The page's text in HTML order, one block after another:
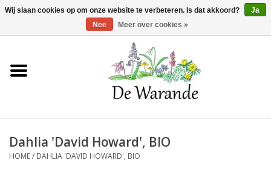
Winkelwagen >0 Artikelen - €0,00
Home
Voorjaarsbloeiers
Dahlia 'David Howard', BIO
HOME/ DAHLIA 'DAVID HOWARD', BIO
Wij slaan cookies op om onze website te verbeteren. Is dat akkoord?
Ja
Nee
Meer over cookies »